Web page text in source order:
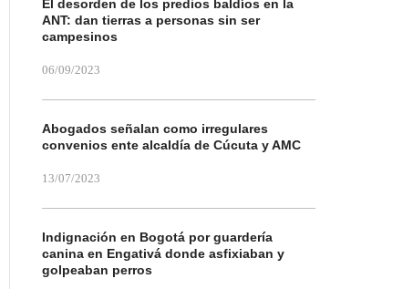
El desorden de los predios baldíos en la
ANT: dan tierras a personas sin ser
campesinos
06/09/2023
Abogados señalan como irregulares
convenios ente alcaldía de Cúcuta y AMC
13/07/2023
Indignación en Bogotá por guardería
canina en Engativá donde asfixiaban y
golpeaban perros